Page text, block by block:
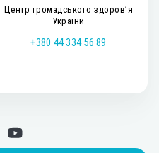
Центр громадського здоров’я
України
+380 44 334 56 89